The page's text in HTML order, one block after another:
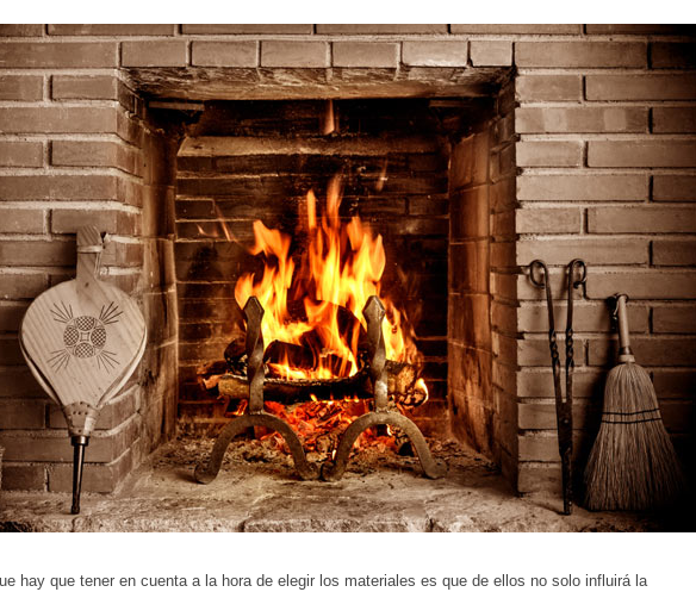
hay que tener en cuenta a la hora de elegir los materiales es que de ellos no solo influirá la